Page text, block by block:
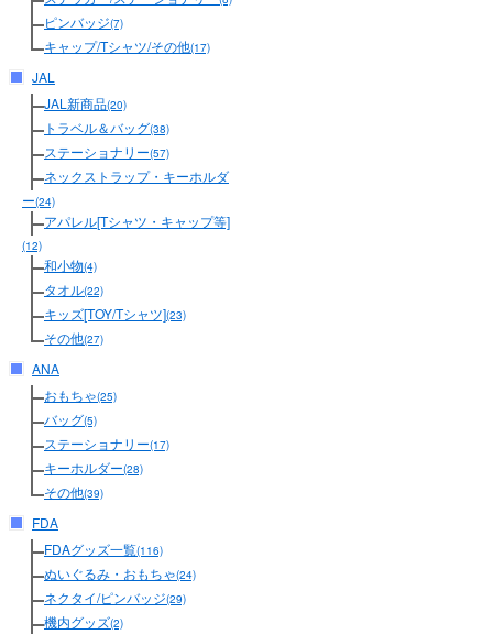
ピンバッジ(7)
キャップ/Tシャツ/その他(17)
JAL
JAL新商品(20)
トラベル＆バッグ(38)
ステーショナリー(57)
ネックストラップ・キーホルダ
ー(24)
アパレル[Tシャツ・キャップ等]
(12)
和小物(4)
タオル(22)
キッズ[TOY/Tシャツ](23)
その他(27)
ANA
おもちゃ(25)
バッグ(5)
ステーショナリー(17)
キーホルダー(28)
その他(39)
FDA
FDAグッズ一覧(116)
ぬいぐるみ・おもちゃ(24)
ネクタイ/ピンバッジ(29)
機内グッズ(2)